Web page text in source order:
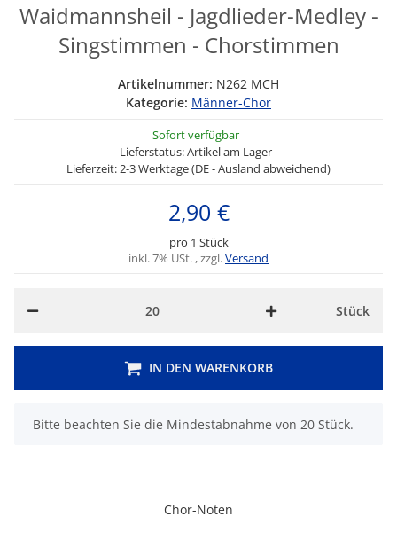
Chor-Noten
Waidmannsheil - Jagdlieder-Medley -
Singstimmen - Chorstimmen
Artikelnummer: N262 MCH
Kategorie: Männer-Chor
Sofort verfügbar
Lieferstatus: Artikel am Lager
Lieferzeit: 2-3 Werktage (DE - Ausland abweichend)
2,90 €
pro 1 Stück
inkl. 7% USt. , zzgl.Versand
Stück
IN DEN WARENKORB
x
Bitte beachten Sie die Mindestabnahme von 20 Stück.